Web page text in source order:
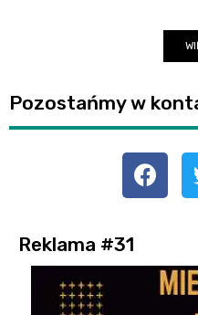
Pozostańmy w
Reklama #31